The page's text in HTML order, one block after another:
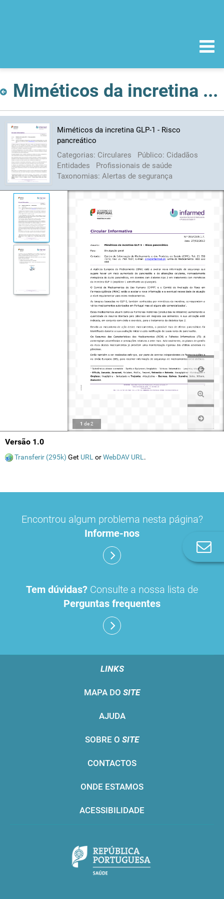
Miméticos da incretina GLP-1 - Risco pancreático
Miméticos da incretina GLP-1 - Risco
pancreático
Categorias: Circulares Público: Cidadãos
Entidades
Profissionais de saúde
Taxonomias: Alertas de segurança
1 de2
Versão 1.0
Transferir (295k) Get URL orWebDAV URL .
Encontrou algum problema nesta página?
Informe-nos
Tem dúvidas? Consulte a nossa lista de
Perguntas frequentes
LINKS
MAPA DO SITE
AJUDA
SOBRE O SITE
CONTACTOS
ONDE ESTAMOS
ACESSIBILIDADE